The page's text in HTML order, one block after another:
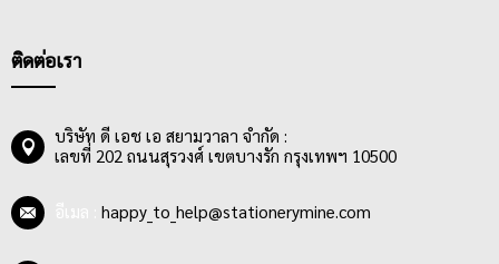
พร้อมความเข้มของไส้ดินสอที่มีมากมายให้เลือกใช้ให้เหมาะสมกับ
ฝนคำตอบในกระดาษข้อสอบ และดินสอ EE ความเข้มสูงสุดเป็น
ดินสอที่เหมาะกับการ Drawing แรเงาภาพขาวดำเป็นที่สุด
ติดต่อเรา
บริษัท ดี เอช เอ สยามวาลา จำกัด :
เลขที่ 202 ถนนสุรวงศ์ เขตบางรัก กรุงเทพฯ 10500
happy_to_help@stationerymine.com